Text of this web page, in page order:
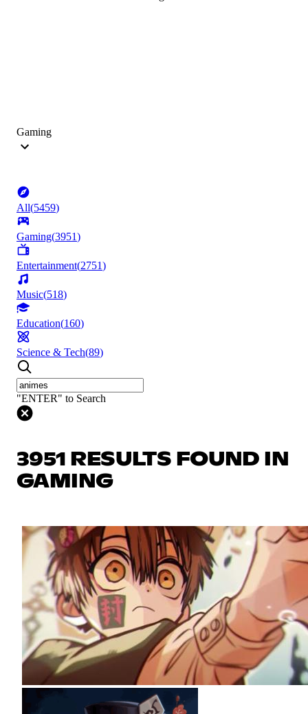
Gaming
All(5459)
Gaming(3951)
Entertainment(2751)
Music(518)
Education(160)
Science & Tech(89)
"ENTER" to Search
3951 RESULTS FOUND IN
GAMING